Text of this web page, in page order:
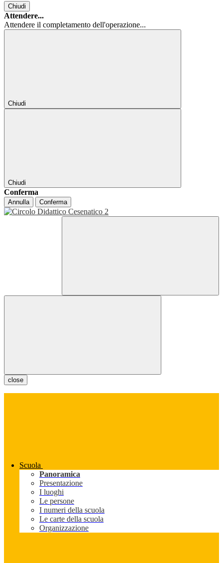
Chiudi
Attendere...
Attendere il completamento dell'operazione...
Chiudi
Chiudi
Conferma
Annulla Conferma
close
Scuola
Panoramica
Presentazione
I luoghi
Le persone
I numeri della scuola
Le carte della scuola
Organizzazione